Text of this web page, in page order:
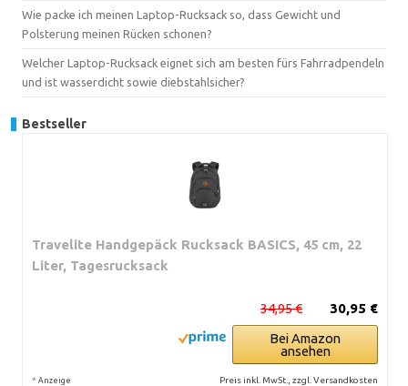
Wie packe ich meinen Laptop-Rucksack so, dass Gewicht und
Polsterung meinen Rücken schonen?
Welcher Laptop-Rucksack eignet sich am besten fürs Fahrradpendeln
und ist wasserdicht sowie diebstahlsicher?
Bestseller
Travelite Handgepäck Rucksack BASICS, 45 cm, 22
Liter, Tagesrucksack
30,95 €
34,95 €
Bei Amazon
ansehen
* Anzeige Preis inkl. MwSt., zzgl. Versandkosten